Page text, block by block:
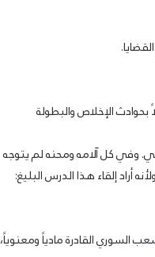
الإخلاص والبطولة
وفي كل آلامه ومحنه لم يتوجه
إلقاء هذا الدرس البليغ:
السوري القادرة مادياً ومعنوياً،